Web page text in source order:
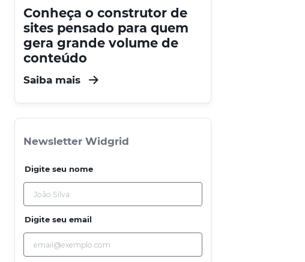
Newsletter Widgrid
Digite seu nome
Digite seu email
Conheça o construtor de
sites pensado para quem
gera grande volume de
conteúdo
Saiba mais